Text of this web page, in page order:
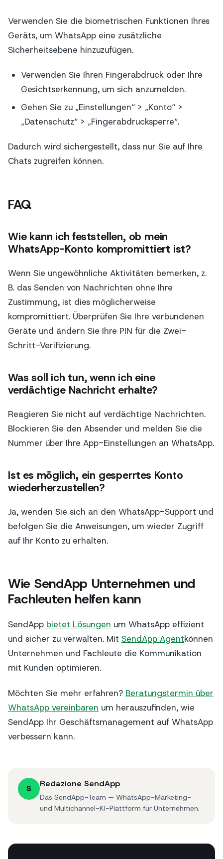
Verwenden Sie die biometrischen Funktionen Ihres
Geräts, um WhatsApp eine zusätzliche
Sicherheitsebene hinzuzufügen.
Verwenden Sie Ihren Fingerabdruck oder Ihre
Gesichtserkennung, um sich anzumelden.
Gehen Sie zu „Einstellungen“ > „Konto“ >
„Datenschutz“ > „Fingerabdrucksperre“.
Dadurch wird sichergestellt, dass nur Sie auf Ihre
Chats zugreifen können.
FAQ
Wie kann ich feststellen, ob mein
WhatsApp-Konto kompromittiert ist?
Wenn Sie ungewöhnliche Aktivitäten bemerken, z.
B. das Senden von Nachrichten ohne Ihre
Zustimmung, ist dies möglicherweise
kompromittiert. Überprüfen Sie Ihre verbundenen
Geräte und ändern Sie Ihre PIN für die Zwei-
Schritt-Verifizierung.
Was soll ich tun, wenn ich eine
verdächtige Nachricht erhalte?
Reagieren Sie nicht auf verdächtige Nachrichten.
Blockieren Sie den Absender und melden Sie die
Nummer über Ihre App-Einstellungen an WhatsApp.
Ist es möglich, ein gesperrtes Konto
wiederherzustellen?
Ja, wenden Sie sich an den WhatsApp-Support und
befolgen Sie die Anweisungen, um wieder Zugriff
auf Ihr Konto zu erhalten.
Wie SendApp Unternehmen und
Fachleuten helfen kann
SendApp bietet Lösungen um WhatsApp effizient
und sicher zu verwalten. Mit SendApp Agentkönnen
Unternehmen und Fachleute die Kommunikation
mit Kunden optimieren.
Möchten Sie mehr erfahren? Beratungstermin über
WhatsApp vereinbaren um herauszufinden, wie
SendApp Ihr Geschäftsmanagement auf WhatsApp
verbessern kann.
S Redazione SendApp
Das SendApp-Team — WhatsApp-Marketing-
und Multichannel-KI-Plattform für Unternehmen.